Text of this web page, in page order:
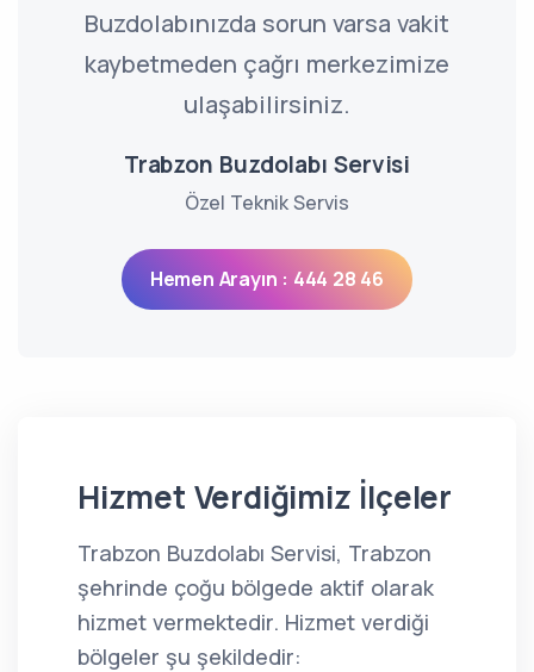
Buzdolabınızda sorun varsa vakit
kaybetmeden çağrı merkezimize
ulaşabilirsiniz.
Trabzon Buzdolabı Servisi
Özel Teknik Servis
Hemen Arayın : 444 28 46
Hizmet Verdiğimiz İlçeler
Trabzon Buzdolabı Servisi, Trabzon
şehrinde çoğu bölgede aktif olarak
hizmet vermektedir. Hizmet verdiği
bölgeler şu şekildedir: